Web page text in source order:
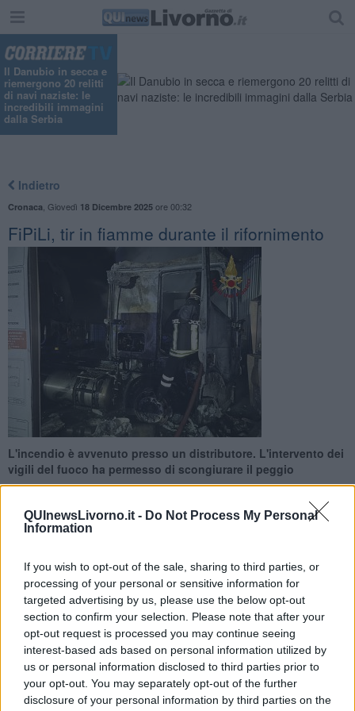
QUInewsLivorno.it - Do Not Process My Personal
Information
If you wish to opt-out of the sale, sharing to third parties, or
processing of your personal or sensitive information for
targeted advertising by us, please use the below opt-out
section to confirm your selection. Please note that after your
opt-out request is processed you may continue seeing
interest-based ads based on personal information utilized by
us or personal information disclosed to third parties prior to
your opt-out. You may separately opt-out of the further
disclosure of your personal information by third parties on the
Il Danubio in secca e
riemergono 20 relitti
di navi naziste: le
incredibili immagini
dalla Serbia
Indietro
Cronaca Giovedì 18 Dicembre 2025ore 00:32
FiPiLi, tir in fiamme durante il rifornimento
L'incendio è avvenuto presso un distributore. L'intervento dei
vigili del fuoco ha permesso di scongiurare il peggio
LIVORNO —Una squadra dei vigili del Fuoco di Pisa è intervenuta
intorno alle ore 18,45 del 17 Dicembre sulla FIPiLi al km 58 in
direzione Livorno, per l'incendio di un automezzo pesante.
Presso un distributore di carburanti la motrice di un autoarticolato,
durante il rifornimento di Gas Naturale Liquido, è stata interessata
da un incendio.